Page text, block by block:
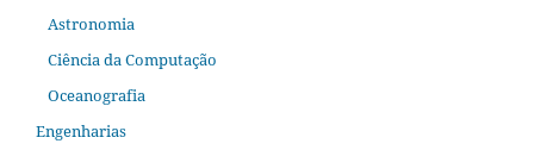
Astronomia
Ciência da Computação
Oceanografia
Engenharias